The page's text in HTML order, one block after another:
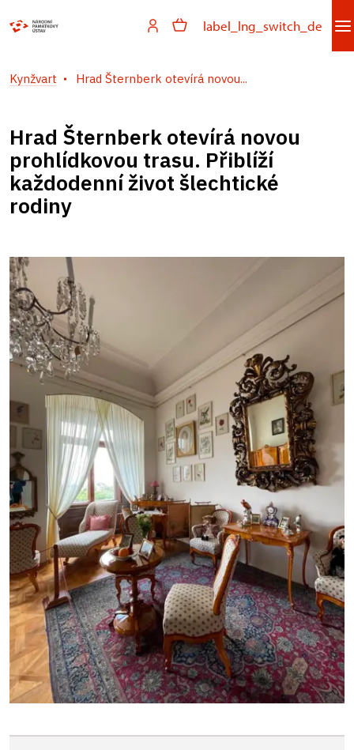
label_lng_switch_de
Kynžvart Hrad Šternberk otevírá novou...
Hrad Šternberk otevírá novou
prohlídkovou trasu. Přiblíží
každodenní život šlechtické
rodiny